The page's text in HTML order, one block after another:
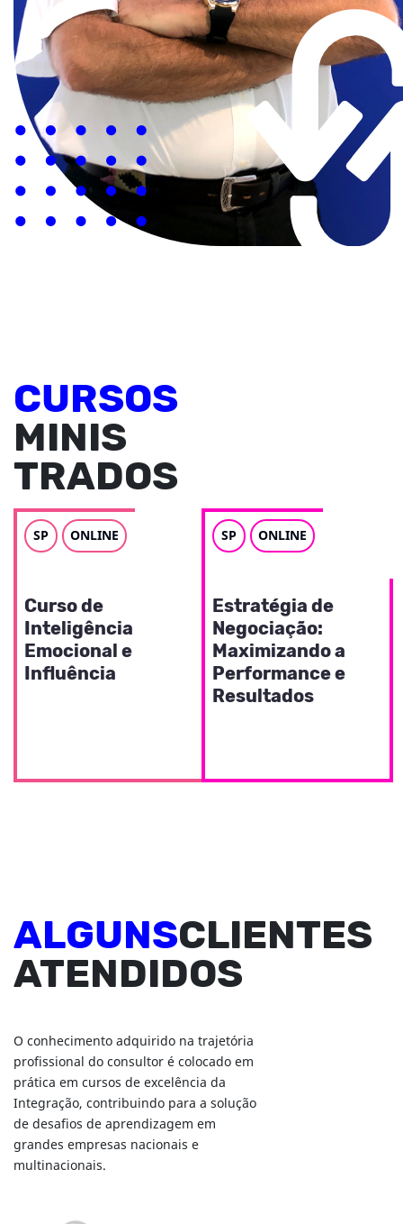
CURSOS
MINIS
TRADOS
SP ONLINE
Curso de
Inteligência
Emocional e
Influência
SP ONLINE
Estratégia de
Negociação:
Maximizando a
Performance e
Resultados
ALGUNSCLIENTES
ATENDIDOS
O conhecimento adquirido na trajetória
profissional do consultor é colocado em
prática em cursos de excelência da
Integração, contribuindo para a solução
de desafios de aprendizagem em
grandes empresas nacionais e
multinacionais.